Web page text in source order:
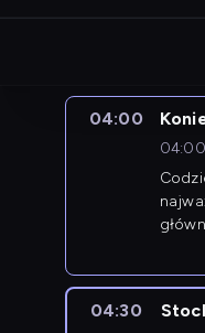
04:00
04:30